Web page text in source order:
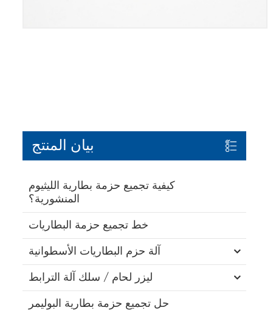
بيان المنتج
كيفية تجميع حزمة بطارية الليثيوم
المنشورية؟
خط تجميع حزمة البطاريات
آلة حزم البطاريات الأسطوانية
ليزر لحام / سلك آلة الترابط
حل تجميع حزمة بطارية البوليمر